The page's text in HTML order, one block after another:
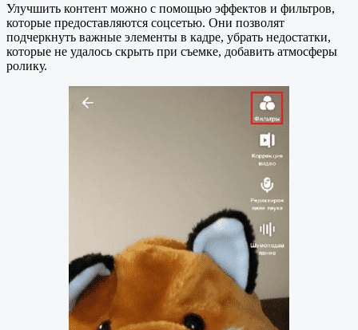
Улучшить контент можно с помощью эффектов и фильтров,
которые предоставляются соцсетью. Они позволят
подчеркнуть важные элементы в кадре, убрать недостатки,
которые не удалось скрыть при съемке, добавить атмосферы
ролику.